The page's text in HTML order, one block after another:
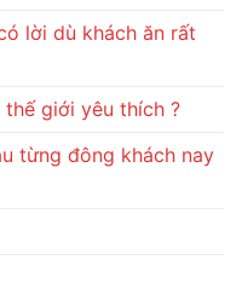
lời dù khách ăn rất
giới yêu thích ?
từng đông khách nay